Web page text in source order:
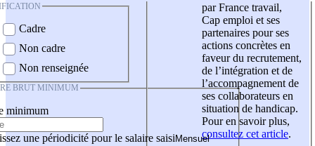
Cadre
Non cadre
Non renseignée
BRUT MINIMUM
minimum
une périodicité pour le salaire saisi
par France travail,
Cap emploi et ses
partenaires pour ses
actions concrètes en
faveur du recrutement,
de l’intégration et de
l’accompagnement de
ses collaborateurs en
situation de handicap.
Pour en savoir plus,
consultez cet article.